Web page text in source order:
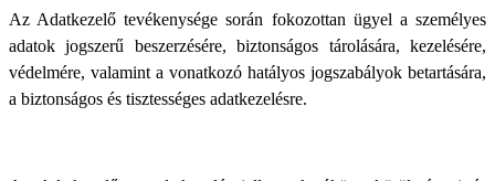
Az Adatkezelő tevékenysége során fokozottan ügyel a személyes
adatok jogszerű beszerzésére, biztonságos tárolására, kezelésére,
védelmére, valamint a vonatkozó hatályos jogszabályok betartására,
a biztonságos és tisztességes adatkezelésre.